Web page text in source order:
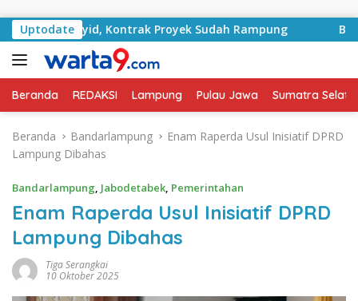
Uptodate
Basyid, Kontrak Proyek Sudah Rampung Bulan
Beranda REDAKSI Lampung Pulau Jawa Sumatra
Beranda Bandarlampung
Enam Raperda Usul Inisiatif DPRD
Lampung Dibahas
Bandarlampung, Jabodetabek, Pemerintahan
Enam Raperda Usul Inisiatif DPRD
Lampung Dibahas
Tiga Serangkai
10 Oktober 2025